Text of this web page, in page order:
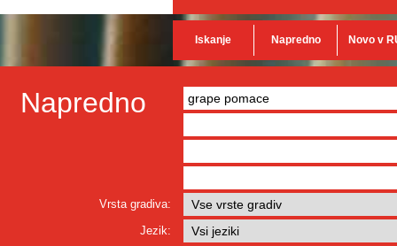
Iskanje Napredno Novo v
Napredno
Vrsta gradiva:
Jezik: